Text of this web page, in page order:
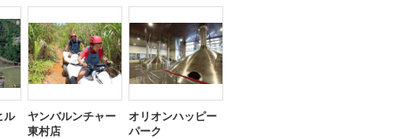
ル
ヤンバルンチャー
東村店
オリオンハッピー
パーク